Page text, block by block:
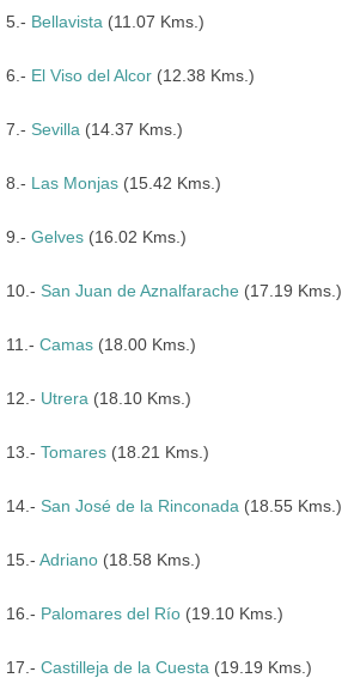
5.- Bellavista (11.07 Kms.)
6.- El Viso del Alcor (12.38 Kms.)
7.- Sevilla (14.37 Kms.)
8.- Las Monjas (15.42 Kms.)
9.- Gelves (16.02 Kms.)
10.- San Juan de Aznalfarache (17.19 Kms.)
11.- Camas (18.00 Kms.)
12.- Utrera (18.10 Kms.)
13.- Tomares (18.21 Kms.)
14.- San José de la Rinconada (18.55 Kms.)
15.- Adriano (18.58 Kms.)
16.- Palomares del Río (19.10 Kms.)
17.- Castilleja de la Cuesta (19.19 Kms.)